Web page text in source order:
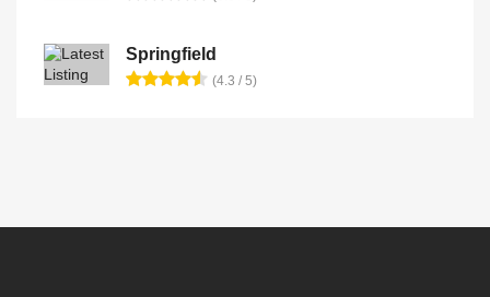
Springfield
(4.3 / 5)